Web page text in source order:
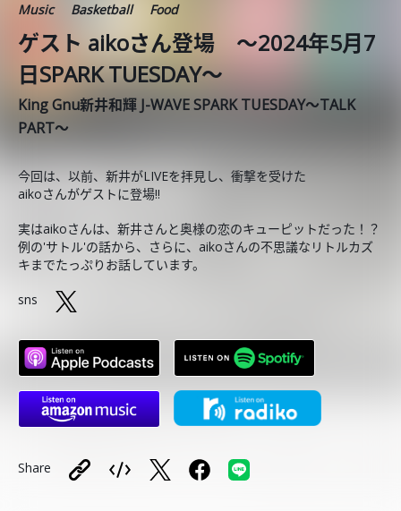
Music Basketball Food
ゲスト aikoさん登場 ～2024年5月7
日SPARK TUESDAY～
King Gnu新井和輝 J-WAVE SPARK TUESDAY～TALK
PART～
今回は、以前、新井がLIVEを拝見し、衝撃を受けた
aikoさんがゲストに登場‼
実はaikoさんは、新井さんと奥様の恋のキューピットだった！？
例の'サトル'の話から、さらに、aikoさんの不思議なリトルカズ
キまでたっぷりお話しています。
sns
Share